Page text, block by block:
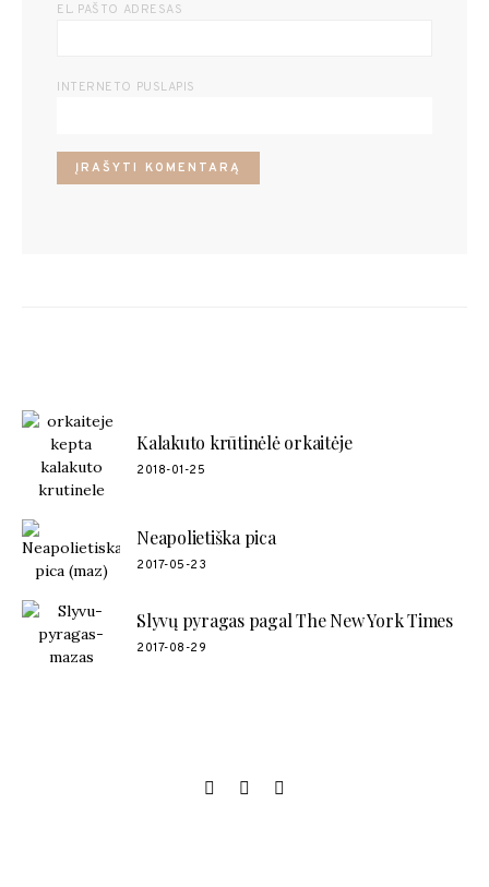
EL. PAŠTO ADRESAS
INTERNETO PUSLAPIS
Kalakuto krūtinėlė orkaitėje
2018-01-25
Neapolietiška pica
2017-05-23
Slyvų pyragas pagal The New York Times
2017-08-29